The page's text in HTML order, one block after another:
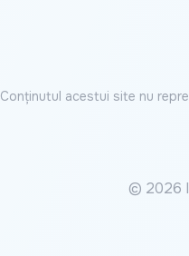
Conținutul acestui site nu
© 2026